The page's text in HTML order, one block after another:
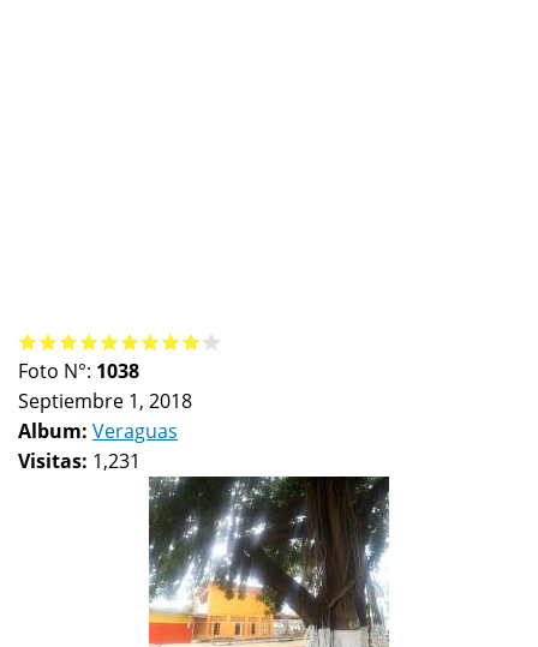
Foto N°: 1038
Septiembre 1, 2018
Album: Veraguas
Visitas: 1,231